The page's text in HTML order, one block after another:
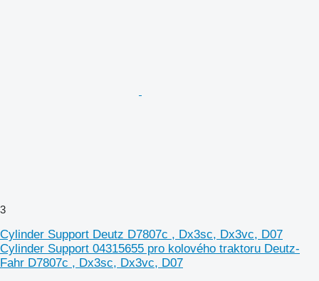
3
Cylinder Support Deutz D7807c , Dx3sc, Dx3vc, D07
Cylinder Support 04315655 pro kolového traktoru Deutz-
Fahr D7807c , Dx3sc, Dx3vc, D07